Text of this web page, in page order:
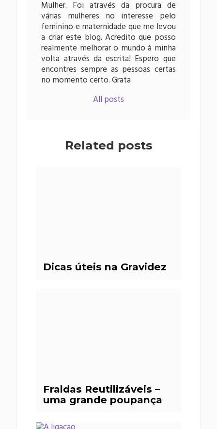
Mulher. Foi através da procura de
várias mulheres no interesse pelo
feminino e maternidade que me levou
a criar este blog. Acredito que posso
realmente melhorar o mundo à minha
volta através da escrita! Espero que
encontres sempre as pessoas certas
no momento certo. Grata
All posts
Related posts
Dicas úteis na Gravidez
Fraldas Reutilizáveis –
uma grande poupança